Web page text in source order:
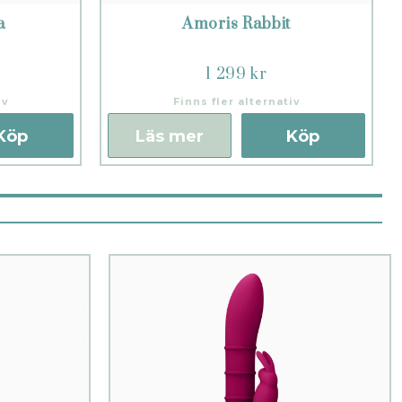
Amoris Rabbit
1 299 kr
Finns fler alternativ
Köp
Läs mer